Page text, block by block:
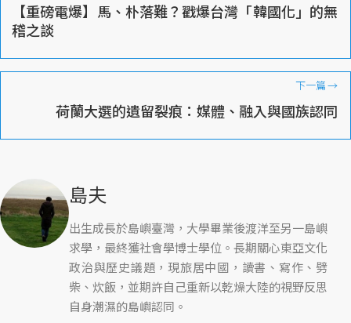
【重磅電爆】馬、朴落難？戳爆台灣「韓國化」的無
稽之談
下一篇→
荷蘭大選的遺留裂痕：媒體、融入與國族認同
島夫
出生成長於島嶼臺灣，大學畢業後渡洋至另一島嶼
求學，最終獲社會學博士學位。長期關心東亞文化
政治與歷史議題，現旅居中國，讀書、寫作、劈
柴、炊飯，並期許自己重新以乾燥大陸的視野反思
自身潮濕的島嶼認同。